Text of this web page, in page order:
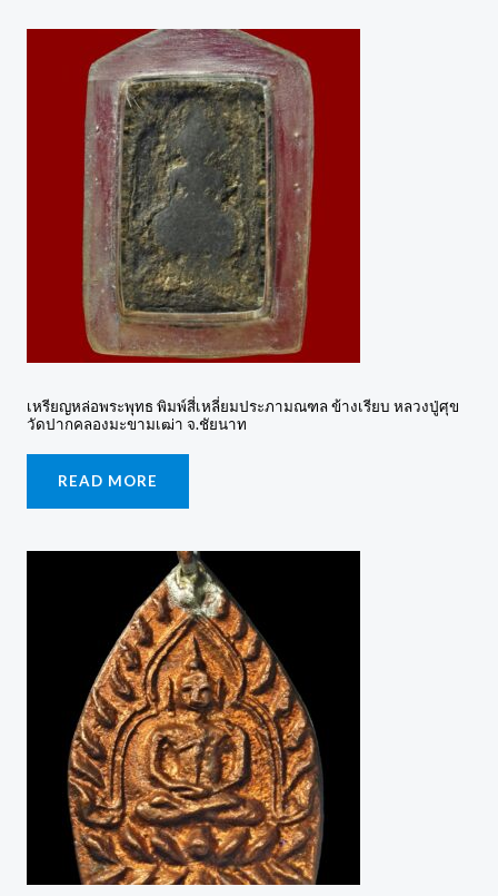
เหรียญหล่อพระพุทธ พิมพ์สี่เหลี่ยมประภามณฑล ข้างเรียบ หลวงปู่ศุข
วัดปากคลองมะขามเฒ่า จ.ชัยนาท
READ MORE